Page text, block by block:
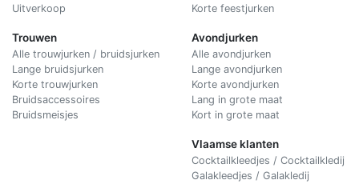
Uitverkoop
Trouwen
Alle trouwjurken / bruidsjurken
Lange bruidsjurken
Korte trouwjurken
Bruidsaccessoires
Bruidsmeisjes
Korte feestjurken
Avondjurken
Alle avondjurken
Lange avondjurken
Korte avondjurken
Lang in grote maat
Kort in grote maat
Vlaamse klanten
Cocktailkleedjes / Cocktailkledij
Galakleedjes / Galakledij